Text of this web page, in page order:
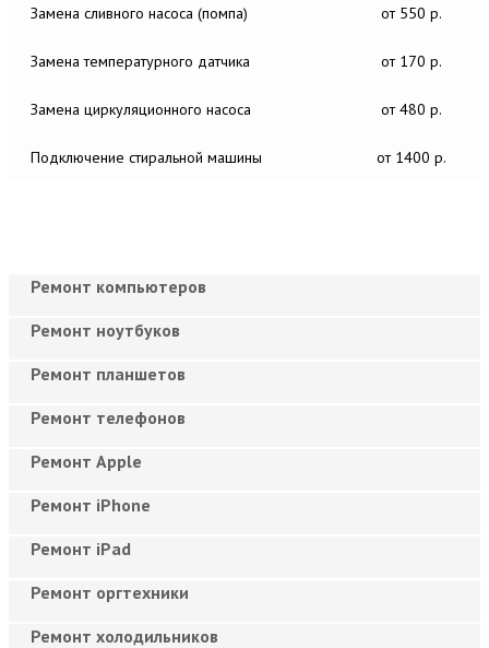
Замена сливного насоса (помпа) от 550 р.
Замена температурного датчика от 170 р.
Замена циркуляционного насоса от 480 р.
Подключение стиральной машины от 1400 р.
Ремонт компьютеров
Ремонт ноутбуков
Ремонт планшетов
Ремонт телефонов
Ремонт Apple
Ремонт iPhone
Ремонт iPad
Ремонт оргтехники
Ремонт холодильников